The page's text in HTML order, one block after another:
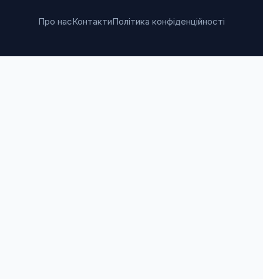
Про насКонтактиПолітика конфіденційності